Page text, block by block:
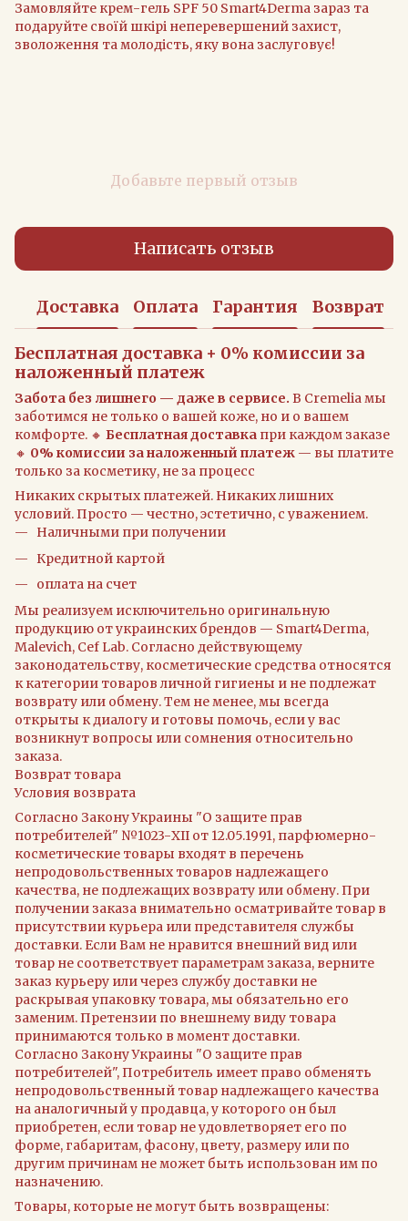
Замовляйте крем-гель SPF 50 Smart4Derma зараз та
подаруйте своїй шкірі неперевершений захист,
зволоження та молодість, яку вона заслуговує!
Добавьте первый отзыв
Написать отзыв
Доставка Оплата Гарантия Возврат
Бесплатная доставка + 0% комиссии за
наложенный платеж
Забота без лишнего — даже в сервисе. В Cremelia мы
заботимся не только о вашей коже, но и о вашем
комфорте. 🔸 Бесплатная доставка при каждом заказе
🔸 0% комиссии за наложенный платеж — вы платите
только за косметику, не за процесс
Никаких скрытых платежей. Никаких лишних
условий. Просто — честно, эстетично, с уважением.
Наличными при получении
Кредитной картой
оплата на счет
Мы реализуем исключительно оригинальную
продукцию от украинских брендов — Smart4Derma,
Malevich, Cef Lab. Согласно действующему
законодательству, косметические средства относятся
к категории товаров личной гигиены и не подлежат
возврату или обмену. Тем не менее, мы всегда
открыты к диалогу и готовы помочь, если у вас
возникнут вопросы или сомнения относительно
заказа.
Возврат товара
Условия возврата
Согласно Закону Украины "О защите прав
потребителей" №1023-XII от 12.05.1991, парфюмерно-
косметические товары входят в перечень
непродовольственных товаров надлежащего
качества, не подлежащих возврату или обмену. При
получении заказа внимательно осматривайте товар в
присутствии курьера или представителя службы
доставки. Если Вам не нравится внешний вид или
товар не соответствует параметрам заказа, верните
заказ курьеру или через службу доставки не
раскрывая упаковку товара, мы обязательно его
заменим. Претензии по внешнему виду товара
принимаются только в момент доставки.
Согласно Закону Украины "О защите прав
потребителей", Потребитель имеет право обменять
непродовольственный товар надлежащего качества
на аналогичный у продавца, у которого он был
приобретен, если товар не удовлетворяет его по
форме, габаритам, фасону, цвету, размеру или по
другим причинам не может быть использован им по
назначению.
Товары, которые не могут быть возвращены: